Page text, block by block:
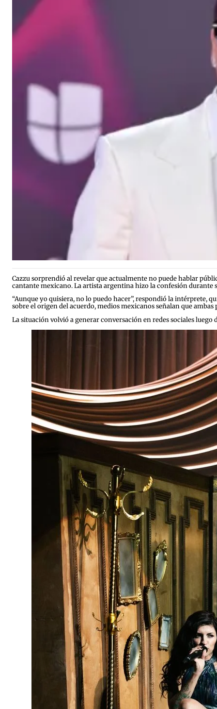
Cazzu sorprendió al revelar que actualmente no puede hablar
cantante mexicano. La artista argentina hizo la confesión durante
“Aunque yo quisiera, no lo puedo hacer”, respondió la intérprete,
sobre el origen del acuerdo, medios mexicanos señalan que
La situación volvió a generar conversación en redes sociales